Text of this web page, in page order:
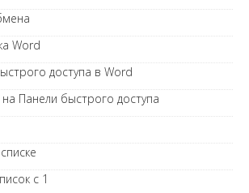
Word
доступа в Word
Панели быстрого доступа
с 1